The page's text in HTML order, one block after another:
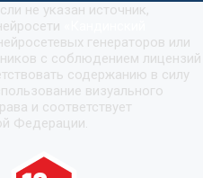
не указан источник,
генераторов или
с соблюдением лицензий
содержанию в силу
визуального
и соответствует
Федерации.